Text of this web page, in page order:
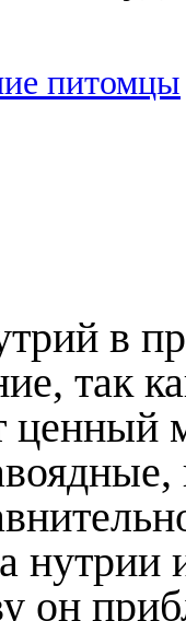
питомцы
в
так
ценный
нутрии
он